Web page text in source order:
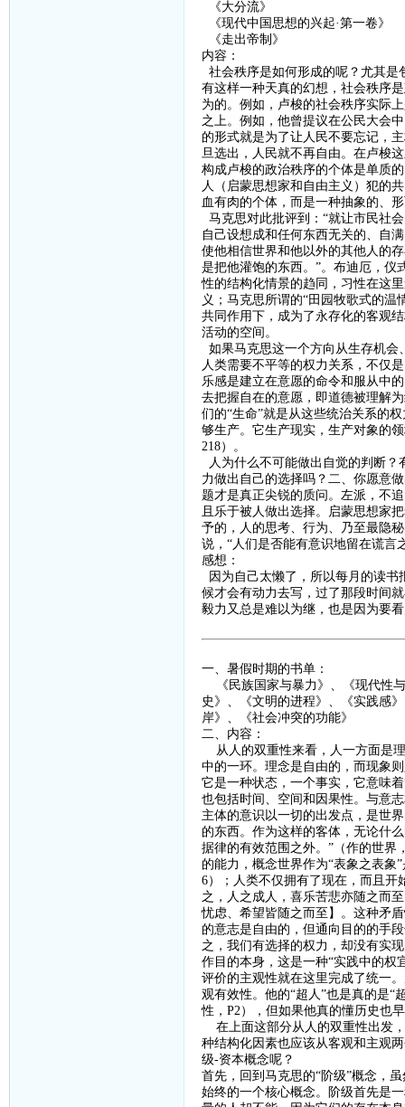
《大分流》
《现代中国思想的兴起·第一卷》
《走出帝制》
内容：
社会秩序是如何形成的呢？尤其是
有这样一种天真的幻想，社会秩序
为的。例如，卢梭的社会秩序实际
之上。例如，他曾提议在公民大会
的形式就是为了让人民不要忘记，
旦选出，人民就不再自由。在卢梭
构成卢梭的政治秩序的个体是单质
人（启蒙思想家和自由主义）犯的
血有肉的个体，而是一种抽象的、
马克思对此批评到： “就让市民社
自己设想成和任何东西无关的、自
使他相信世界和他以外的其他人的
是把他灌饱的东西。”。布迪厄，仪
性的结构化情景的趋同，习性在这
义；马克思所谓的“田园牧歌式的
共同作用下，成为了永存化的客观
活动的空间。
如果马克思这一个方向从生存机会
人类需要不平等的权力关系，不仅
乐感是建立在意愿的命令和服从中
去把握自在的意愿，即道德被理解
们的“生命”就是从这些统治关系的
够生产。它生产现实，生产对象的
218）。
人为什么不可能做出自觉的判断？
力做出自己的选择吗？二、你愿意
题才是真正尖锐的质问。左派，不
且乐于被人做出选择。启蒙思想家
予的，人的思考、行为、乃至最隐
说， “人们是否能有意识地留在谎言
感想：
因为自己太懒了，所以每月的读书
候才会有动力去写，过了那段时间
毅力又总是难以为继，也是因为要
一、暑假时期的书单：
《 民族国家与暴力 》、《现代性
史》、《文明的进程》、《实践感
岸》、《社会冲突的功能》
二、内容：
从人的双重性来看，人一方面是
中的一环。理念是自由的，而现象
它是一种状态，一个事实，它意味着
也包括时间、空间和因果性。与意
主体的意识以一切的出发点，是世
的东西。作为这样的客体，无论什
据律的有效范围之外。”（作的世界
的能力，概念世界作为“表象之表象
6）；人类不仅拥有了现在，而且开
之，人之成人，喜乐苦悲亦随之而
忧虑、希望皆随之而至】。这种矛
的意志是自由的，但通向目的的手
之，我们有选择的权力，却没有实
作目的本身，这是一种“实践中的权
评价的主观性就在这里完成了统一
观有效性。他的“超人”也是真的是“
性， P2 ），但如果他真的懂历史也
在上面这部分从人的双重性出发
种结构化因素也应该从客观和主观
级-资本概念呢？
首先，回到马克思的“阶级”概念，
始终的一个核心概念。阶级首先是